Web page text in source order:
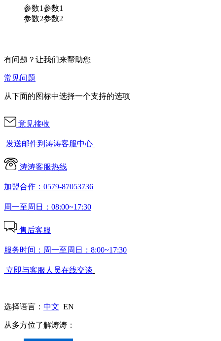
参数1参数1
参数2参数2
有问题？让我们来帮助您
常见问题
从下面的图标中选择一个支持的选项
意见接收
发送邮件到涛涛客服中心
涛涛客服热线
加盟合作：0579-87053736
周一至周日：08:00~17:30
售后客服
服务时间：周一至周日：8:00~17:30
立即与客服人员在线交谈
选择语言： 中文 EN
从多方位了解涛涛：